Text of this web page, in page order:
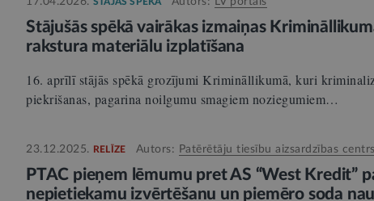
Stājušās spēkā vairākas izmaiņas
rakstura materiālu izplatīšana
16. aprīlī stājās spēkā grozījumi Krimināllikumā, kuri
piekrišanas, pagarina noilgumu smagiem noziegumiem…
23.12.2025. RELĪZE Autors: Patērētāju tiesību aizsardzības centrs
PTAC pieņem lēmumu pret AS “West Kredit”
nepietiekamu izvērtēšanu un piemēro soda